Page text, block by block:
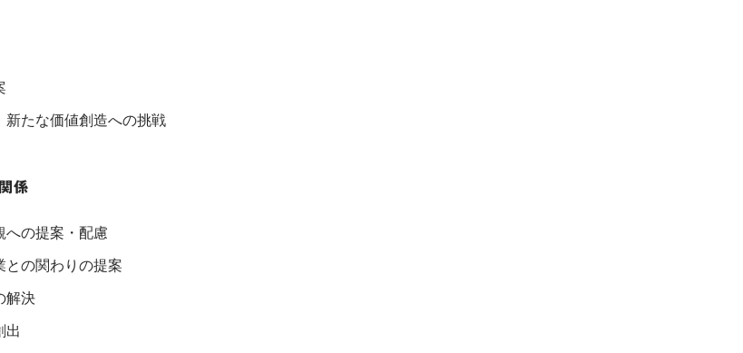
新たな価値創造への挑戦
係
への提案・配慮
との関わりの提案
解決
出